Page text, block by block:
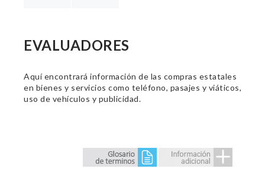
EVALUADORES
Aquí encontrará información de las compras estatales
en bienes y servicios como teléfono, pasajes y viáticos,
uso de vehículos y publicidad.